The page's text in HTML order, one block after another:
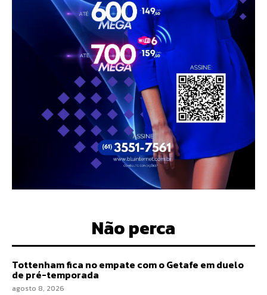
Não perca
Tottenham fica no empate com o Getafe em duelo
de pré-temporada
agosto 8, 2026